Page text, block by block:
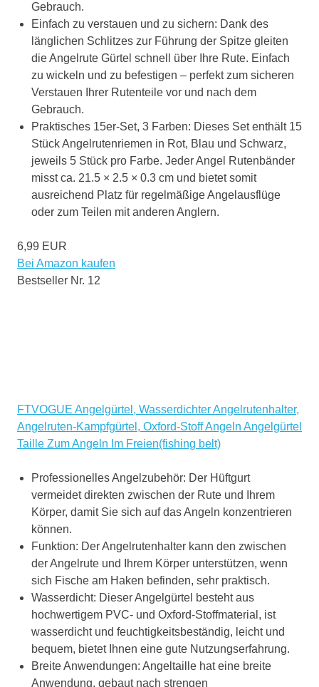
Gebrauch.
Einfach zu verstauen und zu sichern: Dank des
länglichen Schlitzes zur Führung der Spitze gleiten
die Angelrute Gürtel schnell über Ihre Rute. Einfach
zu wickeln und zu befestigen – perfekt zum sicheren
Verstauen Ihrer Rutenteile vor und nach dem
Gebrauch.
Praktisches 15er-Set, 3 Farben: Dieses Set enthält 15
Stück Angelrutenriemen in Rot, Blau und Schwarz,
jeweils 5 Stück pro Farbe. Jeder Angel Rutenbänder
misst ca. 21.5 × 2.5 × 0.3 cm und bietet somit
ausreichend Platz für regelmäßige Angelausflüge
oder zum Teilen mit anderen Anglern.
6,99 EUR
Bei Amazon kaufen
Bestseller Nr. 12
FTVOGUE Angelgürtel, Wasserdichter Angelrutenhalter,
Angelruten-Kampfgürtel, Oxford-Stoff Angeln Angelgürtel
Taille Zum Angeln Im Freien(fishing belt)
Professionelles Angelzubehör: Der Hüftgurt
vermeidet direkten zwischen der Rute und Ihrem
Körper, damit Sie sich auf das Angeln konzentrieren
können.
Funktion: Der Angelrutenhalter kann den zwischen
der Angelrute und Ihrem Körper unterstützen, wenn
sich Fische am Haken befinden, sehr praktisch.
Wasserdicht: Dieser Angelgürtel besteht aus
hochwertigem PVC- und Oxford-Stoffmaterial, ist
wasserdicht und feuchtigkeitsbeständig, leicht und
bequem, bietet Ihnen eine gute Nutzungserfahrung.
Breite Anwendungen: Angeltaille hat eine breite
Anwendung, gebaut nach strengen